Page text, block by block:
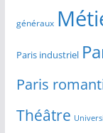
généraux
Paris industriel
Paris
Théâtre